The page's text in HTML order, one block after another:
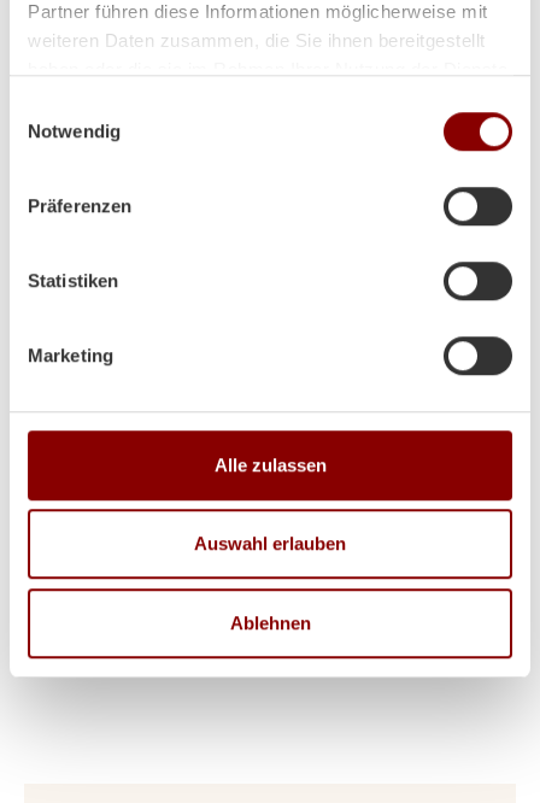
Partner führen diese Informationen möglicherweise mit
weiteren Daten zusammen, die Sie ihnen bereitgestellt
Notwendig
Präferenzen
Statistiken
Marketing
Alle zulassen
Auswahl erlauben
Ablehnen
Heizt super und sieht auch
noch toll dabei aus!
Der Ofen steht und es wurde schon ein paar Abende
Lina